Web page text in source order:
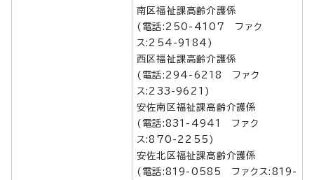
南区福祉課高齢介護係
(電話:250-4107 ファク
ス:254-9184)
西区福祉課高齢介護係
(電話:294-6218 ファク
ス:233-9621)
安佐南区福祉課高齢介護係
(電話:831-4941 ファク
ス:870-2255)
安佐北区福祉課高齢介護係
(電話:819-0585 ファクス:819-